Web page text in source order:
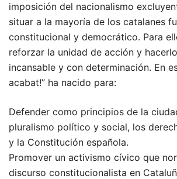
imposición del nacionalismo
situar a la mayoría de los catalanes
constitucional y democrático. Para
reforzar la unidad de acción y
incansable y con determinación. En
acabat!” ha nacido para:
Defender como principios de la
pluralismo político y social, los
y la Constitución española.
Promover un activismo cívico que
discurso constitucionalista en